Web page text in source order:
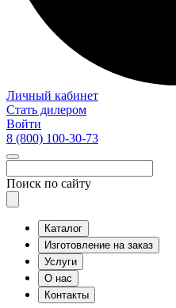
Личный кабинет
Стать дилером
Войти
8 (800) 100-30-73
Поиск по сайту
Каталог
Изготовление на заказ
Услуги
О нас
Контакты